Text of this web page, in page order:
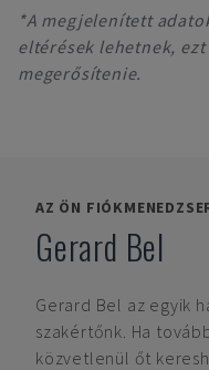
*A megjelenített
eltérések lehetnek,
megerősítenie.
AZ ÖN
Gerard Bel
Gerard Bel az egyik
szakértőnk. Ha
közvetlenül őt